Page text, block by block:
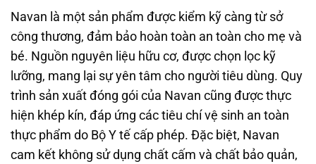
Navan là một sản phẩm được kiểm kỹ càng từ sở
công thương, đảm bảo hoàn toàn an toàn cho mẹ và
bé. Nguồn nguyên liệu hữu cơ, được chọn lọc kỹ
lưỡng, mang lại sự yên tâm cho người tiêu dùng. Quy
trình sản xuất đóng gói của Navan cũng được thực
hiện khép kín, đáp ứng các tiêu chí vệ sinh an toàn
thực phẩm do Bộ Y tế cấp phép. Đặc biệt, Navan
cam kết không sử dụng chất cấm và chất bảo quản,